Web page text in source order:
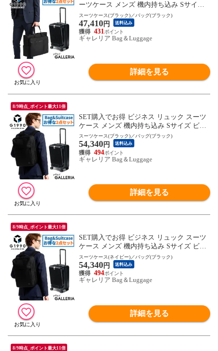
ーツケース メンズ 機内持ち込み Sサイズ
ビジネスバッグ トート G1990 COMMUTE
コミュート BUSINESS TOTE BAG JOURN
EY ジャーニー 32L 40代 50代 ブランド
スーツケース(ブラック)／バッグ(ブラック)
47,410円 送料込み
431
ギャレリア Bag＆Luggage
詳細を見る
8/9時点_ポイント最大11倍
SET購入でお得 ビジネス リュック スーツ
ケース メンズ 機内持ち込み Sサイズ ビジ
ネスリュック G1990 COMMUTE コミュー
ト BUSINESS BACKPACK JOURNEY ジャ
ーニー 32L
スーツケース(ブラック)／バッグ(ブラック)
54,340円 送料込み
494
ギャレリア Bag＆Luggage
詳細を見る
8/9時点_ポイント最大11倍
SET購入でお得 ビジネス リュック スーツ
ケース メンズ 機内持ち込み Sサイズ ビジ
ネスリュック G1990 COMMUTE コミュー
ト BUSINESS BACKPACK JOURNEY ジャ
ーニー 32L
スーツケース(ネイビー)／バッグ(ブラック)
54,340円 送料込み
494
ギャレリア Bag＆Luggage
詳細を見る
8/9時点_ポイント最大11倍